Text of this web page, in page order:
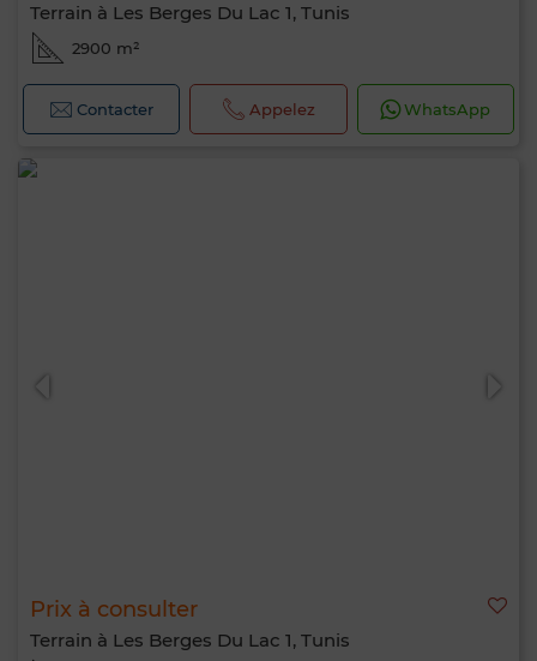
Terrain à Les Berges Du Lac 1, Tunis
2900 m²
Contacter Appelez WhatsApp
Prix à consulter
Terrain à Les Berges Du Lac 1, Tunis